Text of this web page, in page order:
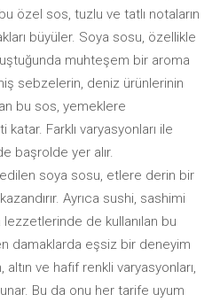
özel sos, tuzlu ve tatlı notaların
büyüler. Soya sosu, özellikle
muhteşem bir aroma
sebzelerin, deniz ürünlerinin
bu sos, yemeklere
Farklı varyasyonları ile
başrolde yer alır.
soya sosu, etlere derin bir
Ayrıca sushi, sashimi
de kullanılan bu
damaklarda eşsiz bir deneyim
altın ve hafif renkli varyasyonları,
Bu da onu her tarife uyum